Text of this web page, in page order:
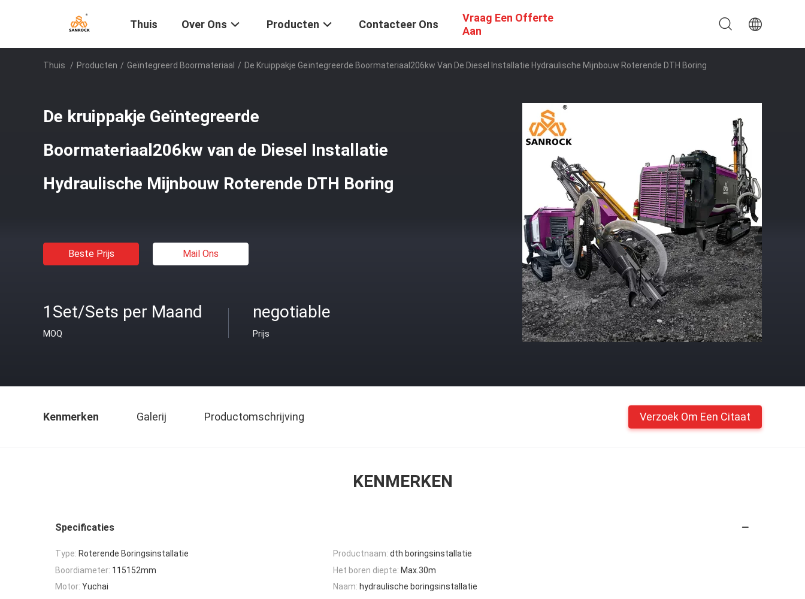
Thuis Over Ons Producten Contacteer Ons
Vraag Een Offerte
Aan
Thuis / Producten / Geïntegreerd Boormateriaal / De Kruippakje Geïntegreerde Boormateriaal206kw Van De Diesel Installatie Hydraulische Mijnbouw Roterende DTH Boring
De kruippakje Geïntegreerde
Boormateriaal206kw van de Diesel Installatie
Hydraulische Mijnbouw Roterende DTH Boring
Beste Prijs Mail Ons
1Set/Sets per Maand
MOQ
negotiable
Prijs
Kenmerken Galerij Productomschrijving Verzoek Om Een Citaat
KENMERKEN
Specificaties
Type: Roterende Boringsinstallatie Productnaam: dth boringsinstallatie
Boordiameter: 115152mm Het boren diepte: Max.30m
Motor: Yuchai Naam: hydraulische boringsinstallatie